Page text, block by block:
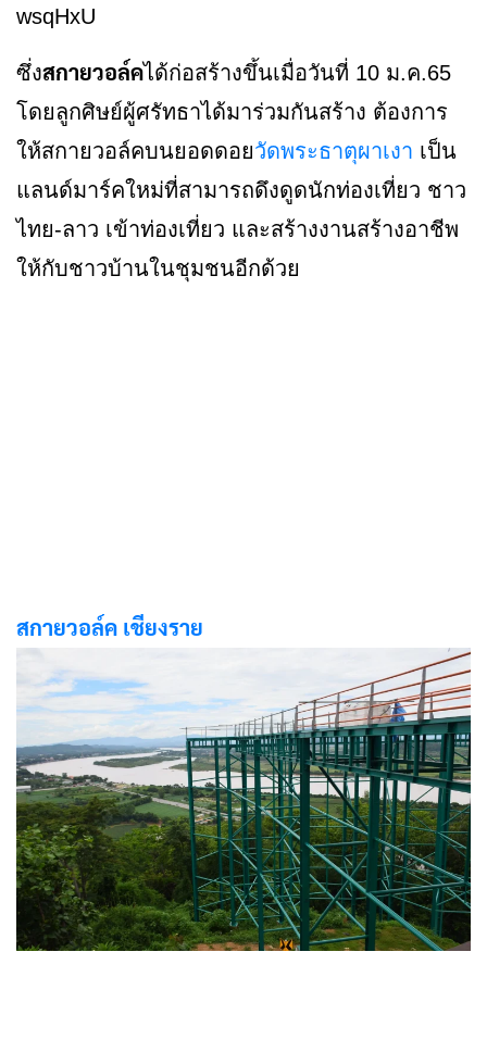
wsqHxU
ซึ่งสกายวอล์คได้ก่อสร้างขึ้นเมื่อวันที่ 10 ม.ค.65
โดยลูกศิษย์ผู้ศรัทธาได้มาร่วมกันสร้าง ต้องการ
ให้สกายวอล์คบนยอดดอยวัดพระธาตุผาเงา เป็น
แลนด์มาร์คใหม่ที่สามารถดึงดูดนักท่องเที่ยว ชาว
ไทย-ลาว เข้าท่องเที่ยว และสร้างงานสร้างอาชีพ
ให้กับชาวบ้านในชุมชนอีกด้วย
สกายวอล์ค เชียงราย